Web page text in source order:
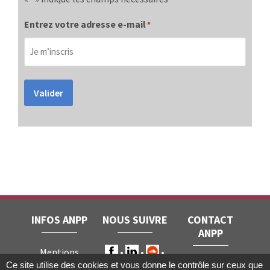
Entrez votre adresse e-mail*
Valider
INFOS ANPP
Mentions
légales RGPD
NOUS SUIVRE
CONTACT
ANPP
ANPP • 22, rue
Ce site utilise des cookies et vous donne le contrôle sur ceux que